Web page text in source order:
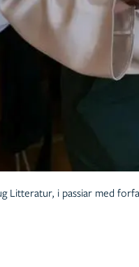
Litteratur, i passiar med